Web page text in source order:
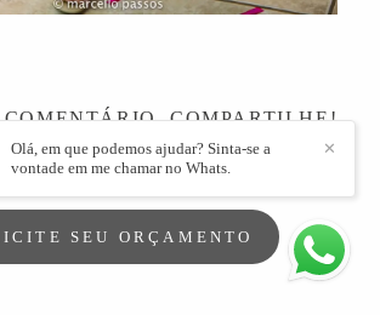
COMPARTILHE!
SEU ORÇAMENTO
✕
Olá, em que podemos ajudar? Sinta-se a
vontade em me chamar no Whats.